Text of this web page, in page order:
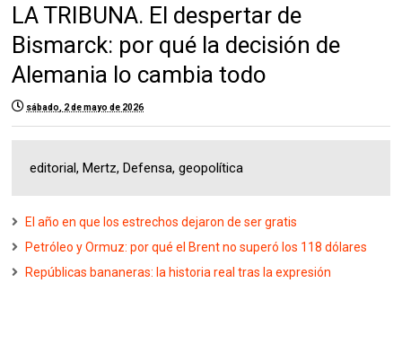
LA TRIBUNA. El despertar de
Bismarck: por qué la decisión de
Alemania lo cambia todo
sábado, 2 de mayo de 2026
editorial, Mertz, Defensa, geopolítica
El año en que los estrechos dejaron de ser gratis
Petróleo y Ormuz: por qué el Brent no superó los 118 dólares
Repúblicas bananeras: la historia real tras la expresión